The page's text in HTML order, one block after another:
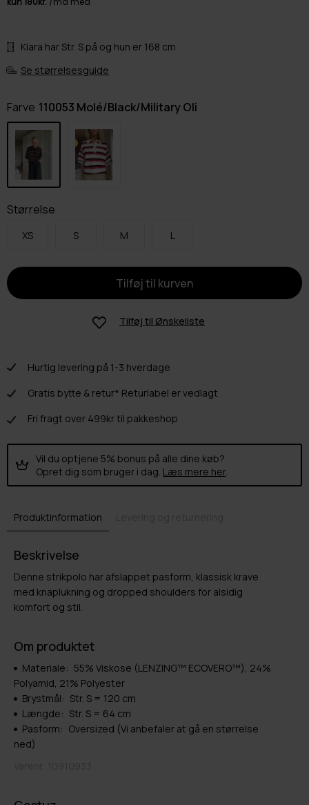
Klara har Str. S på og hun er 168 cm
Se størrelsesguide
Farve 110053 Molé/Black/Military Oli
Størrelse
XS S M L
Tilføj til Ønskeliste
Hurtig levering på 1-3 hverdage
Gratis bytte & retur* Returlabel er vedlagt
Fri fragt over 499kr til pakkeshop
Vil du optjene 5% bonus på alle dine køb?
Opret dig som bruger i dag. Læs mere her.
Produktinformation
Beskrivelse
Denne strikpolo har afslappet pasform, klassisk krave
med knaplukning og dropped shoulders for alsidig
komfort og stil.
Om produktet
Materiale: 55% Viskose (LENZING™ ECOVERO™), 24%
Polyamid, 21% Polyester
Brystmål: Str. S = 120 cm
Længde: Str. S = 64 cm
Pasform: Oversized (Vi anbefaler at gå en størrelse
ned)